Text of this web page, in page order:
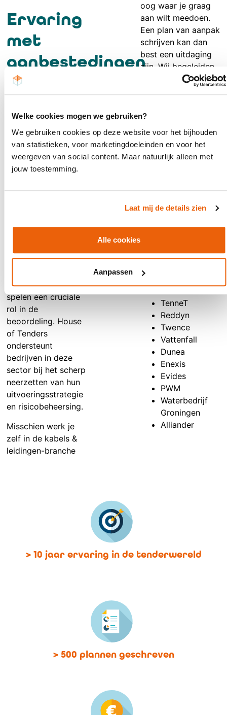
Welke cookies mogen we gebruiken?
We gebruiken cookies op deze website voor het bijhouden
van statistieken, voor marketingdoeleinden en voor het
weergeven van social content. Maar natuurlijk alleen met
jouw toestemming.
Laat mij de details zien
Alle cookies
Aanpassen
Ervaring
met
aanbestedingen
voor
leidingen
kabels en leidingen
kenmerken zich
stakeholdermanagement.
omgevingsmanagement
leveringszekerheid
spelen een cruciale
rol in de
beoordeling. House
of Tenders
ondersteunt
bedrijven in deze
sector bij het scherp
neerzetten van hun
uitvoeringsstrategie
en risicobeheersing.
Misschien werk je
zelf in de kabels &
leidingen-branche
oog waar je graag
aan wilt meedoen.
Een plan van aanpak
schrijven kan dan
best een uitdaging
zijn. Wij begeleiden
je daar graag bij,
inschrijving komt.
grote bedrijven in
opdrachtgevers,
waaronder:
TenneT
Reddyn
Twence
Vattenfall
Dunea
Enexis
Evides
PWM
Waterbedrijf
Groningen
Alliander
> 10 jaar ervaring in de tenderwereld
> 500 plannen geschreven